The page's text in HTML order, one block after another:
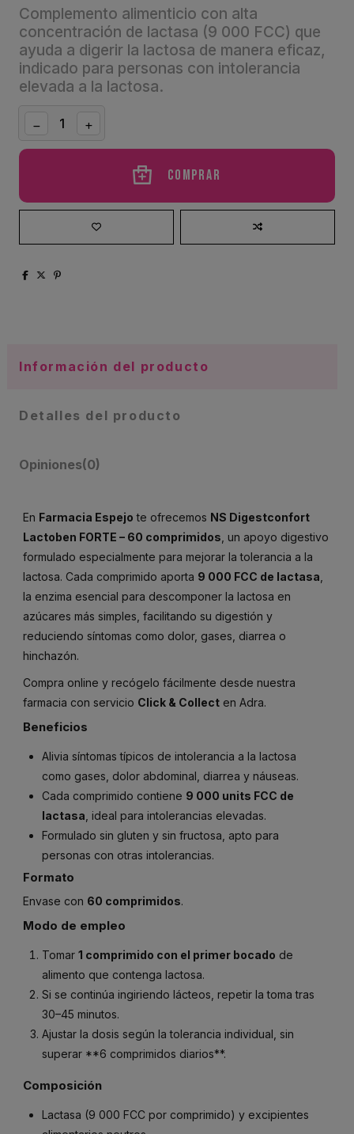
Complemento alimenticio con alta
concentración de lactasa (9 000 FCC) que
ayuda a digerir la lactosa de manera eficaz,
indicado para personas con intolerancia
elevada a la lactosa.
Comprar
Información del producto
Detalles del producto
Opiniones(0)
En Farmacia Espejo te ofrecemos NS Digestconfort
Lactoben FORTE – 60 comprimidos , un apoyo digestivo
formulado especialmente para mejorar la tolerancia a la
lactosa. Cada comprimido aporta 9 000 FCC de lactasa
la enzima esencial para descomponer la lactosa en
azúcares más simples, facilitando su digestión y
reduciendo síntomas como dolor, gases, diarrea o
hinchazón.
Compra online y recógelo fácilmente desde nuestra
farmacia con servicio Click & Collect en Adra.
Beneficios
Alivia síntomas típicos de intolerancia a la lactosa
como gases, dolor abdominal, diarrea y náuseas.
Cada comprimido contiene 9 000 units FCC de
lactasa , ideal para intolerancias elevadas.
Formulado sin gluten y sin fructosa, apto para
personas con otras intolerancias.
Formato
Envase con 60 comprimidos.
Modo de empleo
Tomar 1 comprimido con el primer bocado de
alimento que contenga lactosa.
Si se continúa ingiriendo lácteos, repetir la toma tras
30–45 minutos.
Ajustar la dosis según la tolerancia individual, sin
superar **6 comprimidos diarios**.
Composición
Lactasa (9 000 FCC por comprimido) y excipientes